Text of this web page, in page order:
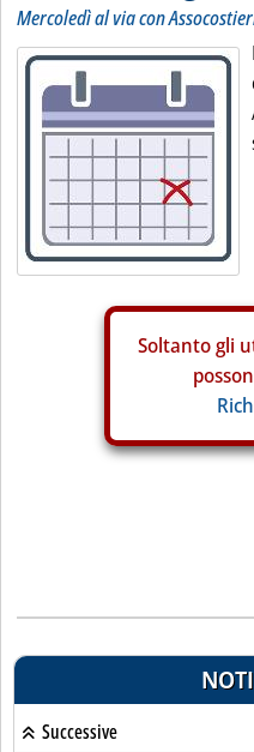
Mercoledì al via con
Soltanto gli
Successive